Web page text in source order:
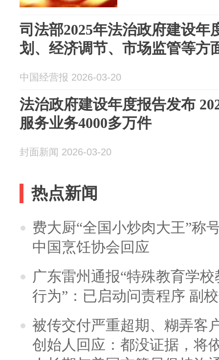
司法部2025年法治政府建设年
划、经济调节、市场监管等方
中国经营报 2026-03-20
法治政府建设年度报告发布
服务业务4000多万件
封面新闻 2026-03-20
热点新闻
费大厨“全国小炒肉大王”称
中国烹饪协会回应
广东雷州通报“特殊教育学
行为”：已启动问责程序 副
被传交付严重超期、糊弄客
创始人回应：都没证据，将